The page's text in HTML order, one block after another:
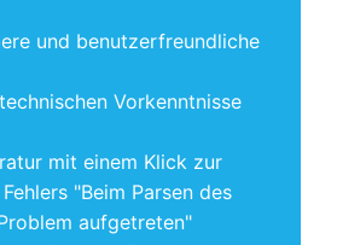
und benutzerfreundliche
Vorkenntnisse
mit einem Klick zur
"Beim Parsen des
aufgetreten"